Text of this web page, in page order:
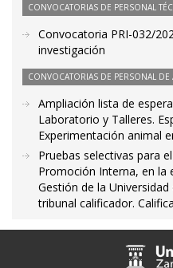
CONVOCATORIAS DE PERSONAL
Convocatoria PRI-032/
investigación
CONVOCATORIAS DE PERSONAL
Ampliación lista de
Laboratorio y Talleres.
Experimentación animal
Pruebas selectivas para
Promoción Interna, en la
Gestión de la
tribunal calificador.